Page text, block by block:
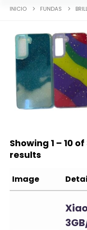
INICIO FUNDAS
Showing 1 – 10
results
Image